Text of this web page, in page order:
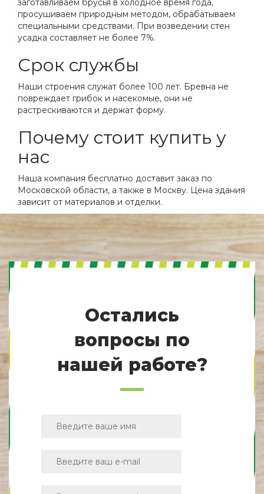
заготавливаем брусья в холодное время года,
просушиваем природным методом, обрабатываем
специальными средствами. При возведении стен
усадка составляет не более 7%.
Срок службы
Наши строения служат более 100 лет. Бревна не
повреждает грибок и насекомые, они не
растрескиваются и держат форму.
Почему стоит купить у
нас
Наша компания бесплатно доставит заказ по
Московской области, а также в Москву. Цена здания
зависит от материалов и отделки.
Остались
вопросы по
нашей работе?